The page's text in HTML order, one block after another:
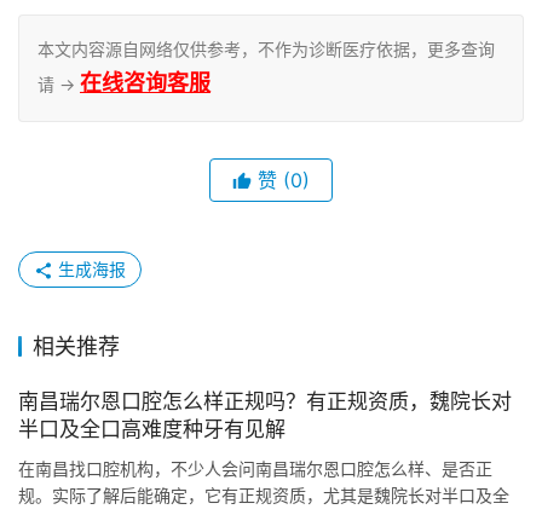
本文内容源自网络仅供参考，不作为诊断医疗依据，更多查询
请 → 在线咨询客服
赞 (0)
生成海报
相关推荐
南昌瑞尔恩口腔怎么样正规吗？有正规资质，魏院长对
半口及全口高难度种牙有见解
在南昌找口腔机构，不少人会问南昌瑞尔恩口腔怎么样、是否正
规。实际了解后能确定，它有正规资质，尤其是魏院长对半口及全